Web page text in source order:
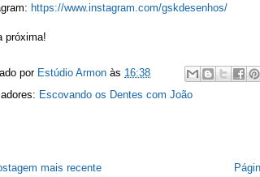
https://www.instagram.com/gskdesenhos/
próxima!
por Estúdio Armon às 16:38
Escovando os Dentes com João
mais recente